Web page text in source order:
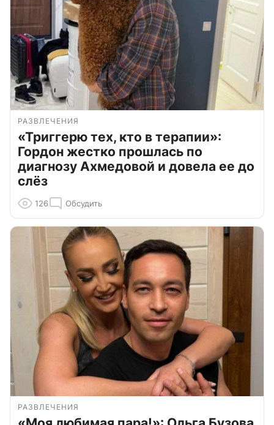
РАЗВЛЕЧЕНИЯ
«Триггерю тех, кто в терапии»:
Гордон жестко прошлась по
диагнозу Ахмедовой и довела ее до
слёз
126 Обсудить
РАЗВЛЕЧЕНИЯ